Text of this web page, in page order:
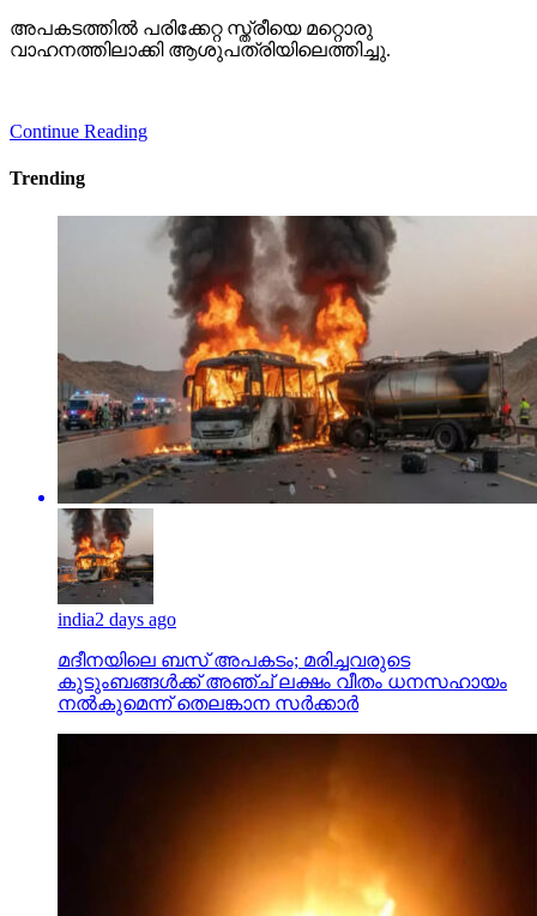
അപകടത്തില്‍ പരിക്കേറ്റ സ്ത്രീയെ മറ്റൊരു
വാഹനത്തിലാക്കി ആശുപത്രിയിലെത്തിച്ചു.
Continue Reading
Trending
india2 days ago
മദീനയിലെ ബസ് അപകടം; മരിച്ചവരുടെ
കുടുംബങ്ങള്‍ക്ക് അഞ്ച് ലക്ഷം വീതം ധനസഹായം
നല്‍കുമെന്ന് തെലങ്കാന സര്‍ക്കാര്‍